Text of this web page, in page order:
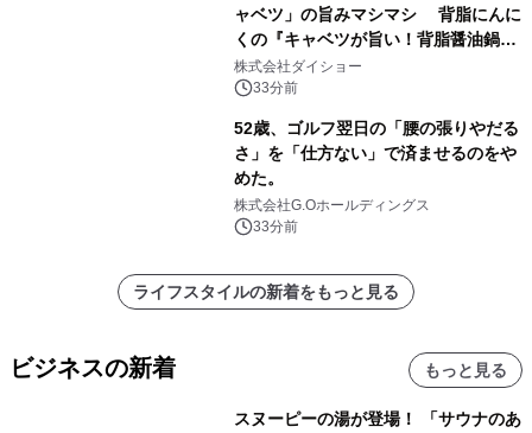
ャベツ」の旨みマシマシ 背脂にんに
くの『キャベツが旨い！背脂醤油鍋ス
ープ』発売
株式会社ダイショー
33分前
52歳、ゴルフ翌日の「腰の張りやだる
さ」を「仕方ない」で済ませるのをや
めた。
株式会社G.Oホールディングス
33分前
ライフスタイルの新着をもっと見る
ビジネスの新着 もっと見る
スヌーピーの湯が登場！ 「サウナのあ